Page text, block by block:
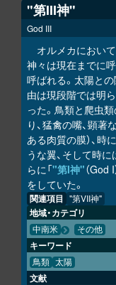
"第III神"
God III
オルメカにおい
神々は現在までに
呼ばれる。太陽と
由は現段階では明
った。鳥類と爬虫
り、猛禽の嘴、顕
ある肉質の膜）、時
うな翼、そして時
らに「"第I神"（God
をしていた。
関連項目 "第VII神"
地域・カテゴリ
中南米 その他
キーワード
鳥類 太陽
文献